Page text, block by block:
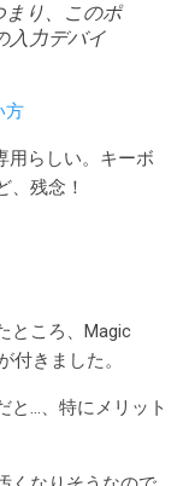
まり、このポ
入力デバイ
方
用らしい。キーボ
、残念！
ところ、Magic
付きました。
と…、特にメリット